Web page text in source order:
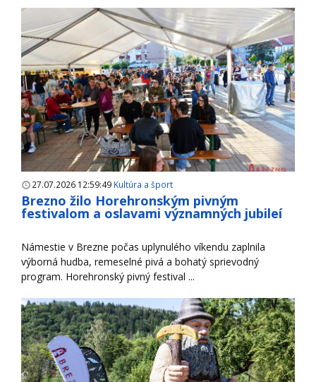
27.07.2026 12:59:49 Kultúra a šport
Brezno žilo Horehronským pivným
festivalom a oslavami významných jubileí
Námestie v Brezne počas uplynulého víkendu zaplnila
výborná hudba, remeselné pivá a bohatý sprievodný
program. Horehronský pivný festival ...